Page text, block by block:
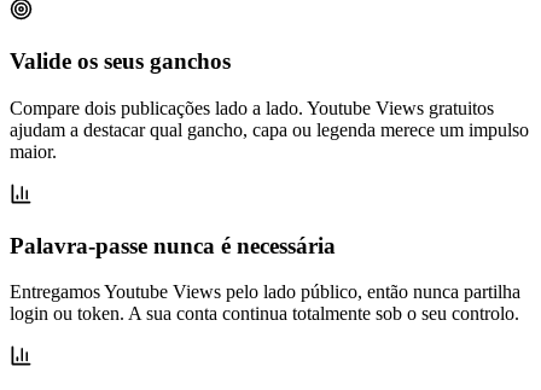
Valide os seus ganchos
Compare dois publicações lado a lado. Youtube Views gratuitos
ajudam a destacar qual gancho, capa ou legenda merece um impulso
maior.
Palavra-passe nunca é necessária
Entregamos Youtube Views pelo lado público, então nunca partilha
login ou token. A sua conta continua totalmente sob o seu controlo.